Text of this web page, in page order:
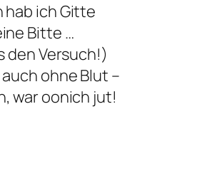
hab ich Gitte
Bitte …
den Versuch!)
auch ohne Blut –
war oonich jut!